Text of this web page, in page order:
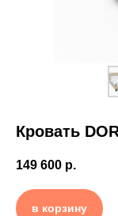
Кровать
149 600 р.
в корзину